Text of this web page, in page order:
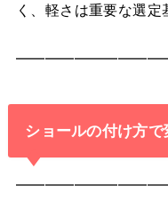
く、軽さは重要な選定
ショールの付け方で